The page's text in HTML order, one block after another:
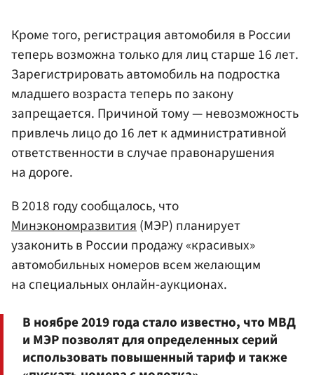
Кроме того, регистрация автомобиля в России
теперь возможна только для лиц старше 16 лет.
Зарегистрировать автомобиль на подростка
младшего возраста теперь по закону
запрещается. Причиной тому — невозможность
привлечь лицо до 16 лет к административной
ответственности в случае правонарушения
на дороге.
В 2018 году сообщалось, что
Минэкономразвития (МЭР) планирует
узаконить в России продажу «красивых»
автомобильных номеров всем желающим
на специальных онлайн-аукционах.
В ноябре 2019 года стало известно, что МВД
и МЭР позволят для определенных серий
использовать повышенный тариф и также